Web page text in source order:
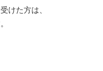
けた方は、